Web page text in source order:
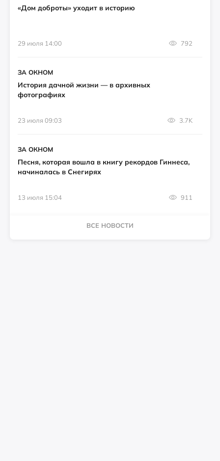
«Дом доброты» уходит в историю
29 июля 14:00 792
ЗА ОКНОМ
История дачной жизни — в архивных
фотографиях
23 июля 09:03 3.7K
ЗА ОКНОМ
Песня, которая вошла в книгу рекордов Гиннеса,
начиналась в Снегирях
13 июля 15:04 911
ВСЕ НОВОСТИ